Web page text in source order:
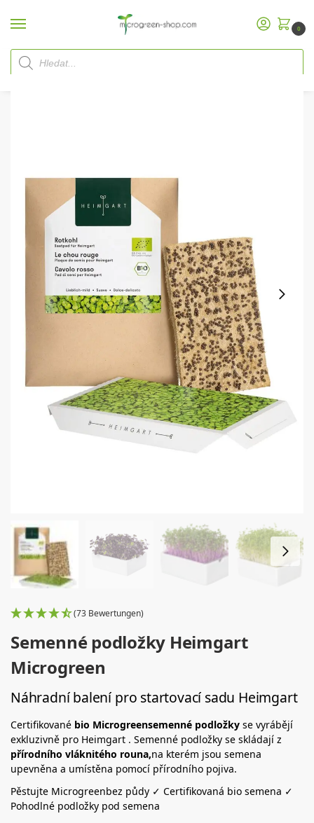
0
Domů Microgreen Shop
(73 Bewertungen)
Semenné podložky Heimgart
Microgreen
Náhradní balení pro startovací sadu Heimgart
Certifikované bio Microgreensemenné podložky se vyrábějí
exkluzivně pro Heimgart . Semenné podložky se skládají z
přírodního vláknitého rouna,na kterém jsou semena
upevněna a umístěna pomocí přírodního pojiva.
Pěstujte Microgreenbez půdy ✓ Certifikovaná bio semena ✓
Pohodlné podložky pod semena